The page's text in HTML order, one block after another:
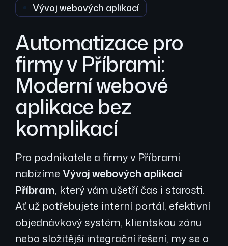
Vývoj webových aplikací
Automatizace pro
firmy v Příbrami:
Moderní webové
aplikace bez
komplikací
Pro podnikatele a firmy v Příbrami
nabízíme Vývoj webových aplikací
Příbram, který vám ušetří čas i starosti.
Ať už potřebujete interní portál, efektivní
objednávkový systém, klientskou zónu
nebo složitější integrační řešení, my se o